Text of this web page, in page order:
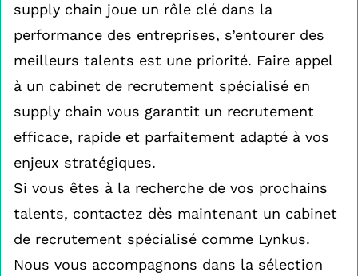
supply chain joue un rôle clé dans la
performance des entreprises, s’entourer des
meilleurs talents est une priorité. Faire appel
à un cabinet de recrutement spécialisé en
supply chain vous garantit un recrutement
efficace, rapide et parfaitement adapté à vos
enjeux stratégiques.
Si vous êtes à la recherche de vos prochains
talents, contactez dès maintenant un cabinet
de recrutement spécialisé comme Lynkus.
Nous vous accompagnons dans la sélection